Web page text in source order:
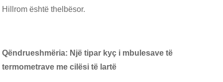
Hillrom është thelbësor.
Qëndrueshmëria: Një tipar kyç i mbulesave të
termometrave me cilësi të lartë